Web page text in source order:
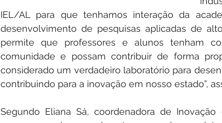
IEL/AL para que tenhamos interação da
desenvolvimento de pesquisas aplicadas de
permite que professores e alunos tenham
comunidade e possam contribuir de forma
considerado um verdadeiro laboratório para
contribuindo para a inovação em nosso estado”,
Segundo Eliana Sá, coordenadora de